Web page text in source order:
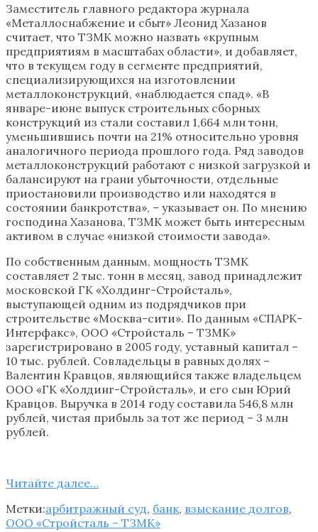
Заместитель главного редактора журнала
«Металлоснабжение и сбыт» Леонид Хазанов
считает, что ТЗМК можно назвать «крупным
предприятиям в масштабах области», и добавляет,
что в текущем году в сегменте предприятий,
специализирующихся на изготовлении
металлоконструкций, «наблюдается спад». «В
январе-июне выпуск строительных сборных
конструкций из стали составил 1,664 млн тонн,
уменьшившись почти на 21% относительно уровня
аналогичного периода прошлого года. Ряд заводов
металлоконструкций работают с низкой загрузкой и
балансируют на грани убыточности, отдельные
приостановили производство или находятся в
состоянии банкротства», – указывает он. По мнению
господина Хазанова, ТЗМК может быть интересным
активом в случае «низкой стоимости завода».
По собственным данным, мощность ТЗМК
составляет 2 тыс. тонн в месяц, завод принадлежит
московской ГК «Холдинг-Стройсталь»,
выступающей одним из подрядчиков при
строительстве «Москва-сити». По данным «СПАРК-
Интерфакс», ООО «Стройсталь – ТЗМК»
зарегистрировано в 2005 году, уставный капитал –
10 тыс. рублей. Совладельцы в равных долях –
Валентин Кравцов, являющийся также владельцем
ООО «ГК «Холдинг-Стройсталь», и его сын Юрий
Кравцов. Выручка в 2014 году составила 546,8 млн
рублей, чистая прибыль за тот же период – 3 млн
рублей.
Читайте далее…
Метки:арбитражный суд, банк, взыскание долгов,
ООО «Стройсталь – ТЗМК»